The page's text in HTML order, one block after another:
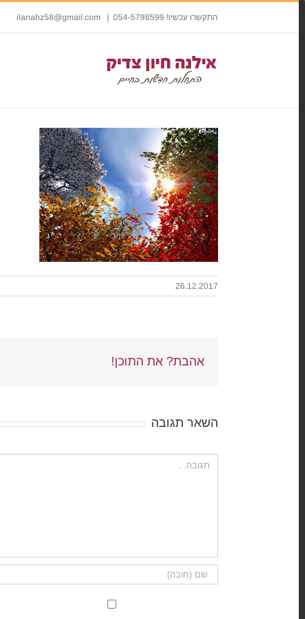
התקשרו עכשיו! 054-5798599 |
ilanahz58@gmail.com
26.12.2017
אהבת? את התוכן!
השאר תגובה
הערה